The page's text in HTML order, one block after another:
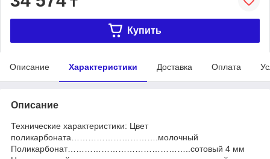
Купить
Описание Характеристики Доставка Оплата
Описание
Технические характеристики: Цвет
поликарбоната………………………….молочный
Поликарбонат……………………………………..сотовый 4 мм